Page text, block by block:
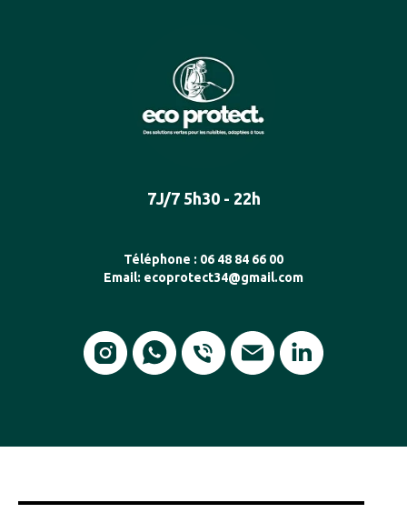
7J/7 5h30 - 22h
Téléphone : 06 48 84 66 00
Email: ecoprotect34@gmail.com